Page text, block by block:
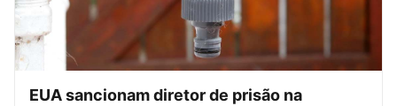
EUA sancionam diretor de prisão na